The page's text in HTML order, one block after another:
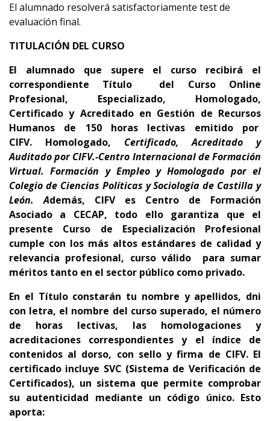
El alumnado resolverá satisfactoriamente test de
evaluación final.
TITULACIÓN DEL CURSO
El alumnado que supere el curso recibirá el
correspondiente Título del Curso Online
Profesional, Especializado, Homologado,
Certificado y Acreditado en Gestión de Recursos
Humanos
de 150 horas lectivas emitido por
CIFV. Homologado, Certificado, Acreditado y
Auditado por CIFV.-Centro Internacional de Formación
Virtual. Formación y Empleo y Homologado por el
Colegio de Ciencias Políticas y Sociología de Castilla y
León.Además, CIFV es Centro de Formación
Asociado a CECAP, todo ello garantiza que el
presente Curso de Especialización Profesional
cumple con los más altos estándares de calidad y
relevancia profesional, cursoválido para sumar
méritos tanto en el sector público como privado.
En el Título constarán tu nombre y apellidos, dni
con letra, el nombre del curso superado, el número
de horas lectivas, las homologaciones y
acreditaciones correspondientes y el índice de
contenidos al dorso, con sello y firma de CIFV. El
certificado incluye SVC (Sistema de Verificación de
Certificados), un sistema que permite comprobar
su autenticidad mediante un código único. Esto
aporta: